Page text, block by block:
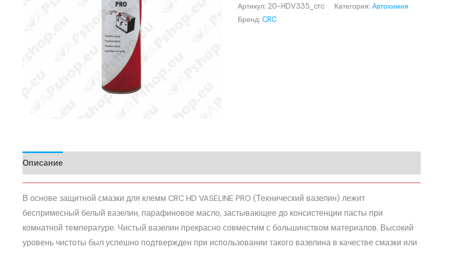
Артикул: 20-HDV335_crc Категория: Автохимия
Бренд: CRC
Описание
В основе защитной смазки для клемм CRC HD VASELINE PRO (Технический вазелин) лежит
беспримесный белый вазелин, парафиновое масло, застывающее до консистенции пасты при
комнатной температуре. Чистый вазелин прекрасно совместим с большинством материалов. Высокий
уровень чистоты был успешно подтвержден при использовании такого вазелина в качестве смазки или